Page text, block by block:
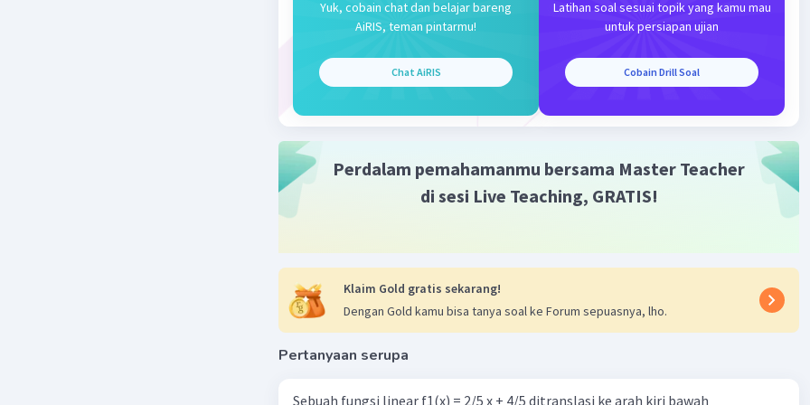
Yuk, cobain chat dan belajar bareng
AiRIS, teman pintarmu!
Chat AiRIS
Latihan soal sesuai topik yang kamu mau
untuk persiapan ujian
Cobain Drill Soal
Perdalam pemahamanmu bersama Master Teacher
di sesi Live Teaching, GRATIS!
Klaim Gold gratis sekarang!
Dengan Gold kamu bisa tanya soal ke Forum sepuasnya, lho.
Pertanyaan serupa
Sebuah fungsi linear f1(x) = 2/5 x + 4/5 ditranslasi ke arah kiri bawah